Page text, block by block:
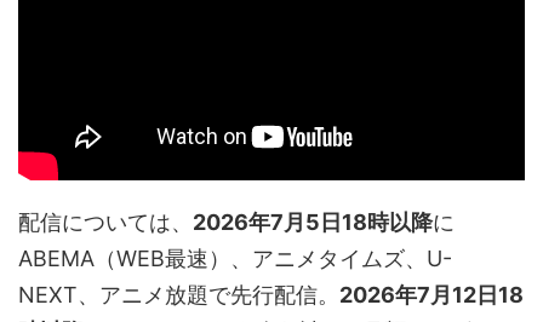
配信については、 2026年7月5日18時以降に
ABEMA（WEB最速）、アニメタイムズ、U-
NEXT、アニメ放題で先行配信。 2026年7月12日18